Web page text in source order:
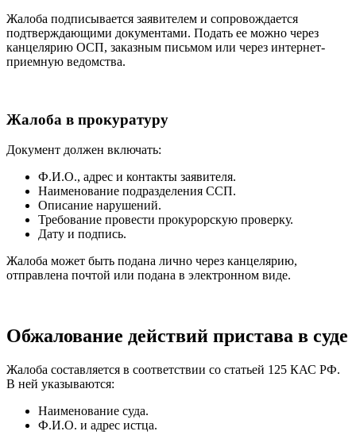
Жалоба подписывается заявителем и сопровождается
подтверждающими документами. Подать ее можно через
канцелярию ОСП, заказным письмом или через интернет-
приемную ведомства.
Жалоба в прокуратуру
Документ должен включать:
Ф.И.О., адрес и контакты заявителя.
Наименование подразделения ССП.
Описание нарушений.
Требование провести прокурорскую проверку.
Дату и подпись.
Жалоба может быть подана лично через канцелярию,
отправлена почтой или подана в электронном виде.
Обжалование действий пристава в суде
Жалоба составляется в соответствии со статьей 125 КАС РФ.
В ней указываются:
Наименование суда.
Ф.И.О. и адрес истца.